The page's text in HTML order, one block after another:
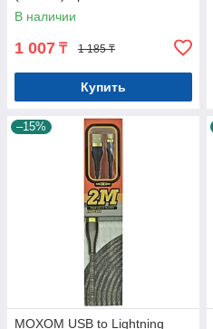
В наличии
1 007 ₸ 1 185 ₸
Купить
–15%
MOXOM USB to Lightning